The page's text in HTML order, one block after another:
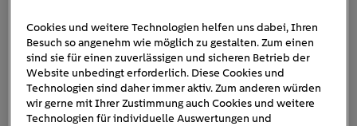
fenster-abdichten-silikon
Cookies und weitere Technologien helfen uns dabei, Ihren
Besuch so angenehm wie möglich zu gestalten. Zum einen
sind sie für einen zuverlässigen und sicheren Betrieb der
Website unbedingt erforderlich. Diese Cookies und
Technologien sind daher immer aktiv. Zum anderen würden
wir gerne mit Ihrer Zustimmung auch Cookies und weitere
Technologien für individuelle Auswertungen und